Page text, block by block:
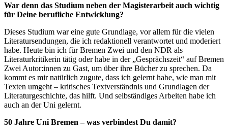
War denn das Studium neben der Magisterarbeit auch wichtig
für Deine berufliche Entwicklung?
Dieses Studium war eine gute Grundlage, vor allem für die vielen
Literatursendungen, die ich redaktionell verantwortet und moderiert
habe. Heute bin ich für Bremen Zwei und den NDR als
Literaturkritikerin tätig oder habe in der „Gesprächszeit“ auf Bremen
Zwei Autor:innen zu Gast, um über ihre Bücher zu sprechen. Da
kommt es mir natürlich zugute, dass ich gelernt habe, wie man mit
Texten umgeht – kritisches Textverständnis und Grundlagen der
Literaturgeschichte, das hilft. Und selbständiges Arbeiten habe ich
auch an der Uni gelernt.
50 Jahre Uni Bremen – was verbindest Du damit?